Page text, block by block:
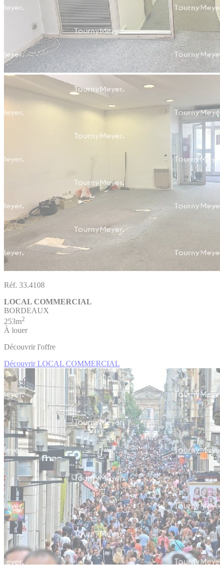
Réf. 33.4108
LOCAL COMMERCIAL
BORDEAUX
253m2
À louer
Découvrir l'offre
Découvrir LOCAL COMMERCIAL